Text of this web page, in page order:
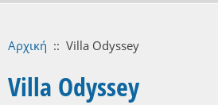
Αρχική :: Villa Odyssey
Villa Odyssey